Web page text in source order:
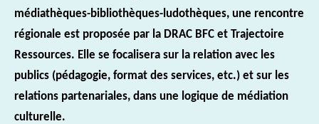
médiathèques-bibliothèques-ludothèques, une rencontre
régionale est proposée par la DRAC BFC et Trajectoire
Ressources. Elle se focalisera sur la relation avec les
publics (pédagogie, format des services, etc.) et sur les
relations partenariales, dans une logique de médiation
culturelle.